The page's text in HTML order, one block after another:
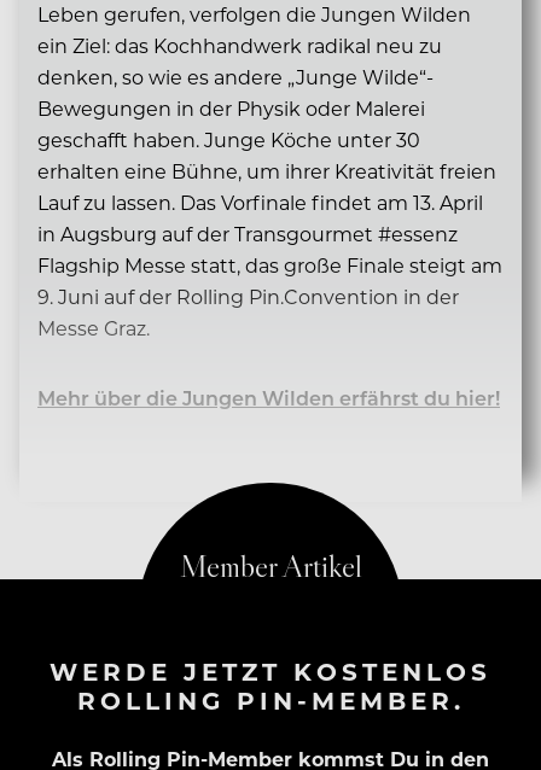
Leben gerufen, verfolgen die Jungen Wilden
ein Ziel: das Kochhandwerk radikal neu zu
denken, so wie es andere „Junge Wilde“-
Bewegungen in der Physik oder Malerei
geschafft haben. Junge Köche unter 30
erhalten eine Bühne, um ihrer Kreativität freien
Lauf zu lassen. Das Vorfinale findet am 13. April
in Augsburg auf der Transgourmet #essenz
Flagship Messe statt, das große Finale steigt am
9. Juni auf der Rolling Pin.Convention in der
Messe Graz.
Mehr über die Jungen Wilden erfährst du hier!
WERDE JETZT KOSTENLOS
ROLLING PIN-MEMBER.
Als Rolling Pin-Member kommst Du in den